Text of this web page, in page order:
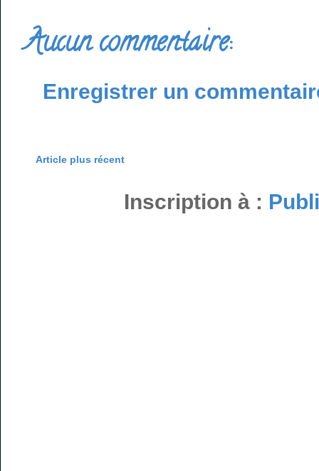
Aucun commentaire:
Enregistrer un
Article plus récent
Inscription à :